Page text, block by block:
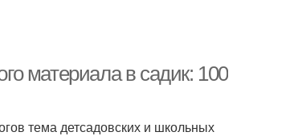
материала в садик: 100
тема детсадовских и школьных